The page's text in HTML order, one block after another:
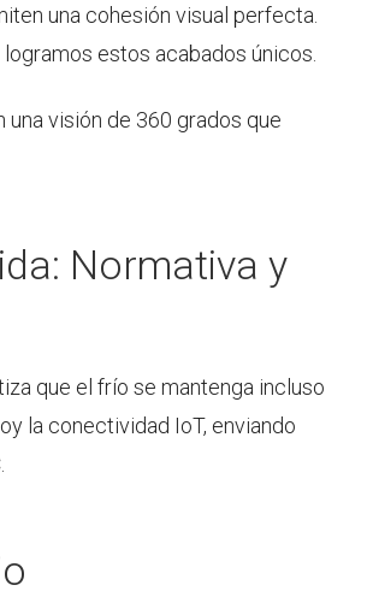
una cohesión visual perfecta.
estos acabados únicos.
una visión de 360 grados que
Normativa y
que el frío se mantenga incluso
la conectividad IoT, enviando